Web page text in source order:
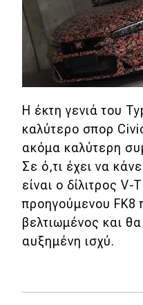
Η έκτη γενιά του
καλύτερο σπορ
ακόμα καλύτερη
Σε ό,τι έχει να
είναι ο δίλιτρος V-
προηγούμενου FK8
βελτιωμένος και
αυξημένη ισχύ.